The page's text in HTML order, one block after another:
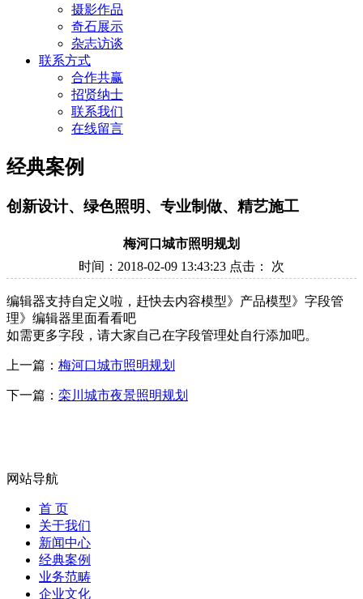
摄影作品
奇石展示
杂志访谈
联系方式
合作共赢
招贤纳士
联系我们
在线留言
经典案例
创新设计、绿色照明、专业制做、精艺施工
梅河口城市照明规划
时间：2018-02-09 13:43:23 点击： 次
编辑器支持自定义啦，赶快去内容模型》产品模型》字段管
理》编辑器里面看看吧
如需更多字段，请大家自己在字段管理处自行添加吧。
上一篇： 梅河口城市照明规划
下一篇： 栾川城市夜景照明规划
网站导航
首 页
关于我们
新闻中心
经典案例
业务范畴
企业文化